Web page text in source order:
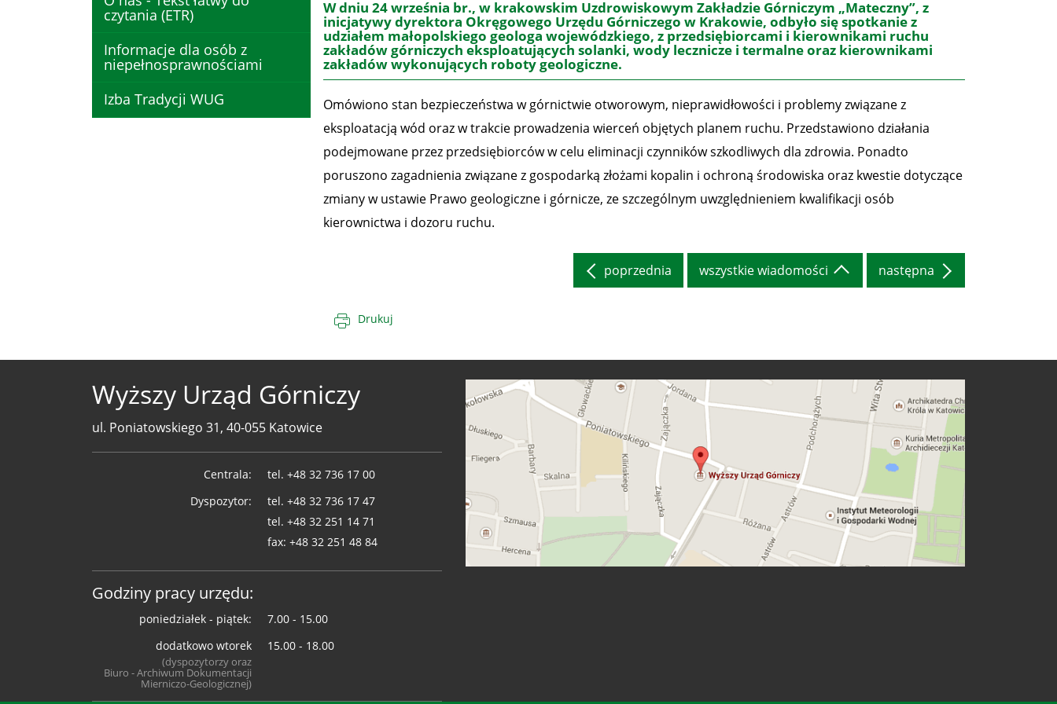
W dniu 24 września br., w krakowskim Uzdrowiskowym Zakładzie Górniczym „Mateczny”, z
inicjatywy dyrektora Okręgowego Urzędu Górniczego w Krakowie, odbyło się spotkanie z
udziałem małopolskiego geologa wojewódzkiego, z przedsiębiorcami i kierownikami ruchu
zakładów górniczych eksploatujących solanki, wody lecznicze i termalne oraz kierownikami
zakładów wykonujących roboty geologiczne.
Omówiono stan bezpieczeństwa w górnictwie otworowym, nieprawidłowości i problemy związane z
eksploatacją wód oraz w trakcie prowadzenia wierceń objętych planem ruchu. Przedstawiono działania
podejmowane przez przedsiębiorców w celu eliminacji czynników szkodliwych dla zdrowia. Ponadto
poruszono zagadnienia związane z gospodarką złożami kopalin i ochroną środowiska oraz kwestie dotyczące
zmiany w ustawie Prawo geologiczne i górnicze, ze szczególnym uwzględnieniem kwalifikacji osób
kierownictwa i dozoru ruchu.
poprzednia wszystkie wiadomości następna
Drukuj
czytania (ETR)
Informacje dla osób z
niepełnosprawnościami
Izba Tradycji WUG
Wyższy Urząd Górniczy
ul. Poniatowskiego 31, 40-055 Katowice
Centrala: tel. +48 32 736 17 00
Dyspozytor:
tel. +48 32 736 17 47
tel. +48 32 251 14 71
fax: +48 32 251 48 84
Godziny pracy urzędu:
poniedziałek - piątek:
7.00 - 15.00
dodatkowo wtorek
(dyspozytorzy oraz
Biuro - Archiwum Dokumentacji
Mierniczo-Geologicznej)
15.00 - 18.00